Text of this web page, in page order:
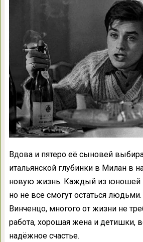
Вдова и пятеро её сыновей
итальянской глубинки в Милан в
новую жизнь. Каждый из юношей
но не все смогут остаться
Винченцо, многого от жизни не
работа, хорошая жена и детишки,
надёжное счастье.